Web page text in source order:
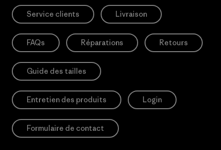
Service clients Livraison
FAQs Réparations Retours
Guide des tailles
Entretien des produits Login
Formulaire de contact